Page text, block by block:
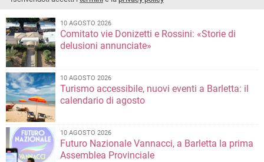
10 AGOSTO 2026
Comitato vie Donizetti e Rossini: «Storie di
delusioni annunciate»
10 AGOSTO 2026
Turismo accessibile, nuovi eventi a Barletta: il
calendario di agosto
10 AGOSTO 2026
Futuro Nazionale Vannacci, a Barletta la prima
Assemblea Provinciale